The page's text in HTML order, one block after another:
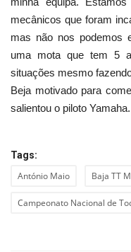
mecânicos que foram
mas não nos podemos
uma mota que tem 5
situações mesmo
Beja motivado para
salientou o piloto Yamaha.
Tags:
António Maio Baja TT
Campeonato Nacional de